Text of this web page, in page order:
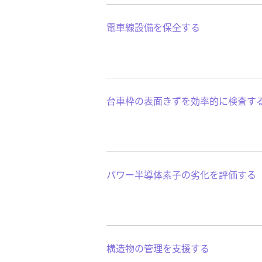
電車線設備を保全する
台車枠の表面きずを効率的に検査す
パワー半導体素子の劣化を評価する
構造物の管理を支援する